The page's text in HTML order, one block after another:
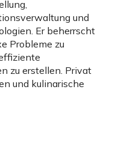
und
Er beherrscht
Probleme zu
zu erstellen. Privat
und kulinarische